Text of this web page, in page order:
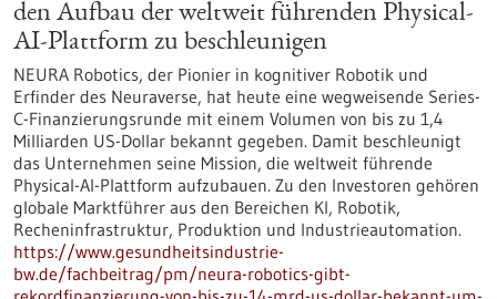
den Aufbau der weltweit führenden Physical-
AI-Plattform zu beschleunigen
NEURA Robotics, der Pionier in kognitiver Robotik und
Erfinder des Neuraverse, hat heute eine wegweisende Series-
C-Finanzierungsrunde mit einem Volumen von bis zu 1,4
Milliarden US-Dollar bekannt gegeben. Damit beschleunigt
das Unternehmen seine Mission, die weltweit führende
Physical-AI-Plattform aufzubauen. Zu den Investoren gehören
globale Marktführer aus den Bereichen KI, Robotik,
Recheninfrastruktur, Produktion und Industrieautomation.
https://www.gesundheitsindustrie-
bw.de/fachbeitrag/pm/neura-robotics-gibt-